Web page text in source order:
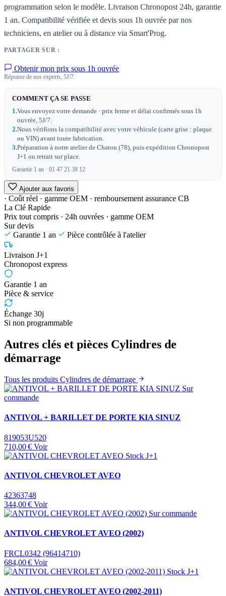
programmation selon le modèle. Livraison Chronopost 24h, garantie
1 an. Compatibilité vérifiée et devis sous 1h ouvrée par nos
techniciens, en atelier ou à distance via Smart'Prog.
PARTAGER SUR :
Obtenir mon prix sous 1h ouvrée
Réponse de nos experts, 5J/7.
COMMENT ÇA SE PASSE
1.Vous envoyez votre demande · prix ferme et délai confirmés sous 1h
ouvrée, 5J/7.
2.Nous vérifions la compatibilité avec votre véhicule (carte grise : plaque
ou VIN) avant toute fabrication.
3.Préparation à notre atelier de Chatou (78), puis expédition Chronopost
J+1 ou retrait sur place.
Garantie 1 an · 01 47 21 38 12
Ajouter aux favoris
· Coût réel · gamme OEM · remboursement assurance CB
La Clé Rapide
Prix tout compris · 24h ouvrées · gamme OEM
Sur devis
Garantie 1 an
Pièce contrôlée à l'atelier
Livraison J+1
Chronopost express
Garantie 1 an
Pièce & service
Échange 30j
Si non programmable
Autres clés et pièces Cylindres de
démarrage
Tous les produits Cylindres de démarrage
Sur
commande
ANTIVOL + BARILLET DE PORTE KIA SINUZ
819053U520
710,00 € Voir
Stock J+1
ANTIVOL CHEVROLET AVEO
42363748
344,00 € Voir
Sur commande
ANTIVOL CHEVROLET AVEO (2002)
FRCL0342 (96414710)
684,00 € Voir
Stock J+1
ANTIVOL CHEVROLET AVEO (2002-2011)